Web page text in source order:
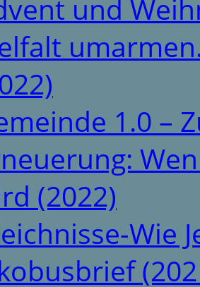
und
1.0 –
(2022)
Wie